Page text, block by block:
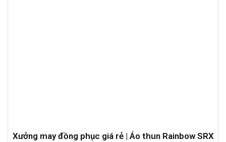
Xưởng may đồng phục giá rẻ | Áo thun Rainbow SRX